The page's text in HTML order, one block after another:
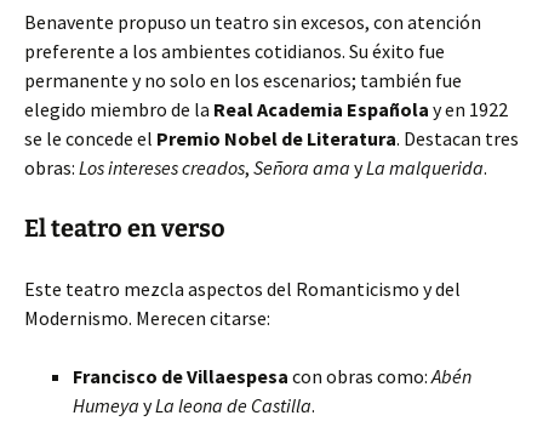
Benavente propuso un teatro sin excesos, con atención
preferente a los ambientes cotidianos. Su éxito fue
permanente y no solo en los escenarios; también fue
elegido miembro de la Real Academia Española y en 1922
se le concede el Premio Nobel de Literatura. Destacan tres
obras: Los intereses creados, Señora ama yLa malquerida.
El teatro en verso
Este teatro mezcla aspectos del Romanticismo y del
Modernismo. Merecen citarse:
Francisco de Villaespesa con obras como:Abén
Humeya yLa leona de Castilla.